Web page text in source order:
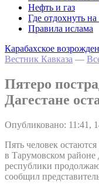
Нефть и газ
Где отдохнуть на
Правила ислама
Карабахское
Вестник Кавказа —
Пятеро
Дагестане
Опубликовано: 11:41,
Пять человек
в Тарумовском районе
республики
сообщил